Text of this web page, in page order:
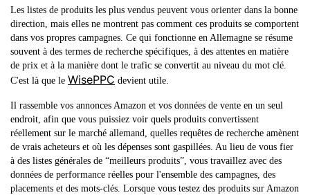
Les listes de produits les plus vendus peuvent vous orienter dans la bonne
direction, mais elles ne montrent pas comment ces produits se comportent
dans vos propres campagnes. Ce qui fonctionne en Allemagne se résume
souvent à des termes de recherche spécifiques, à des attentes en matière
de prix et à la manière dont le trafic se convertit au niveau du mot clé.
C'est là que le WisePPC devient utile.
Il rassemble vos annonces Amazon et vos données de vente en un seul
endroit, afin que vous puissiez voir quels produits convertissent
réellement sur le marché allemand, quelles requêtes de recherche amènent
de vrais acheteurs et où les dépenses sont gaspillées. Au lieu de vous fier
à des listes générales de “meilleurs produits”, vous travaillez avec des
données de performance réelles pour l'ensemble des campagnes, des
placements et des mots-clés. Lorsque vous testez des produits sur Amazon